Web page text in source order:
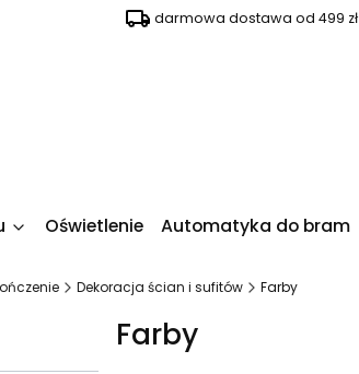
darmowa dostawa od 499 zł
Oświetlenie Automatyka do bram
Dekoracja ścian i sufitów Farby
Farby